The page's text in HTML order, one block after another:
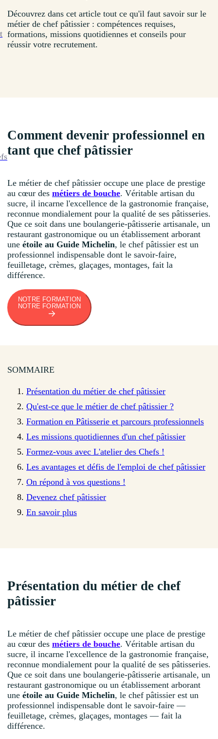
Découvrez dans cet article tout ce qu'il faut savoir sur le
métier de chef pâtissier : compétences requises,
formations, missions quotidiennes et conseils pour
réussir votre recrutement.
Comment devenir professionnel en
tant que chef pâtissier
Le métier de chef pâtissier occupe une place de prestige
au cœur des métiers de bouche. Véritable artisan du
sucre, il incarne l'excellence de la gastronomie française,
reconnue mondialement pour la qualité de ses pâtisseries.
Que ce soit dans une boulangerie-pâtisserie artisanale, un
restaurant gastronomique ou un établissement arborant
une étoile au Guide Michelin, le chef pâtissier est un
professionnel indispensable dont le savoir-faire,
feuilletage, crèmes, glaçages, montages, fait la
différence.
NOTRE FORMATION
NOTRE FORMATION
SOMMAIRE
Présentation du métier de chef pâtissier
Qu'est-ce que le métier de chef pâtissier ?
Formation en Pâtisserie et parcours professionnels
Les missions quotidiennes d'un chef pâtissier
Formez-vous avec L'atelier des Chefs !
Les avantages et défis de l'emploi de chef pâtissier
On répond à vos questions !
Devenez chef pâtissier
En savoir plus
Présentation du métier de chef
pâtissier
Le métier de chef pâtissier occupe une place de prestige
au cœur des métiers de bouche. Véritable artisan du
sucre, il incarne l'excellence de la gastronomie française,
reconnue mondialement pour la qualité de ses pâtisseries.
Que ce soit dans une boulangerie-pâtisserie artisanale, un
restaurant gastronomique ou un établissement arborant
une étoile au Guide Michelin, le chef pâtissier est un
professionnel indispensable dont le savoir-faire —
feuilletage, crèmes, glaçages, montages — fait la
différence.